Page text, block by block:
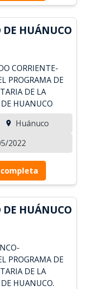
HUÁNUCO
CORRIENTE-
PROGRAMA DE
DE LA
HUANUCO
Huánuco
2022
HUÁNUCO
PROGRAMA DE
DE LA
HUANUCO.